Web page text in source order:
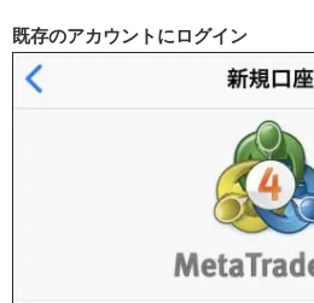
既存のアカウントにログイン